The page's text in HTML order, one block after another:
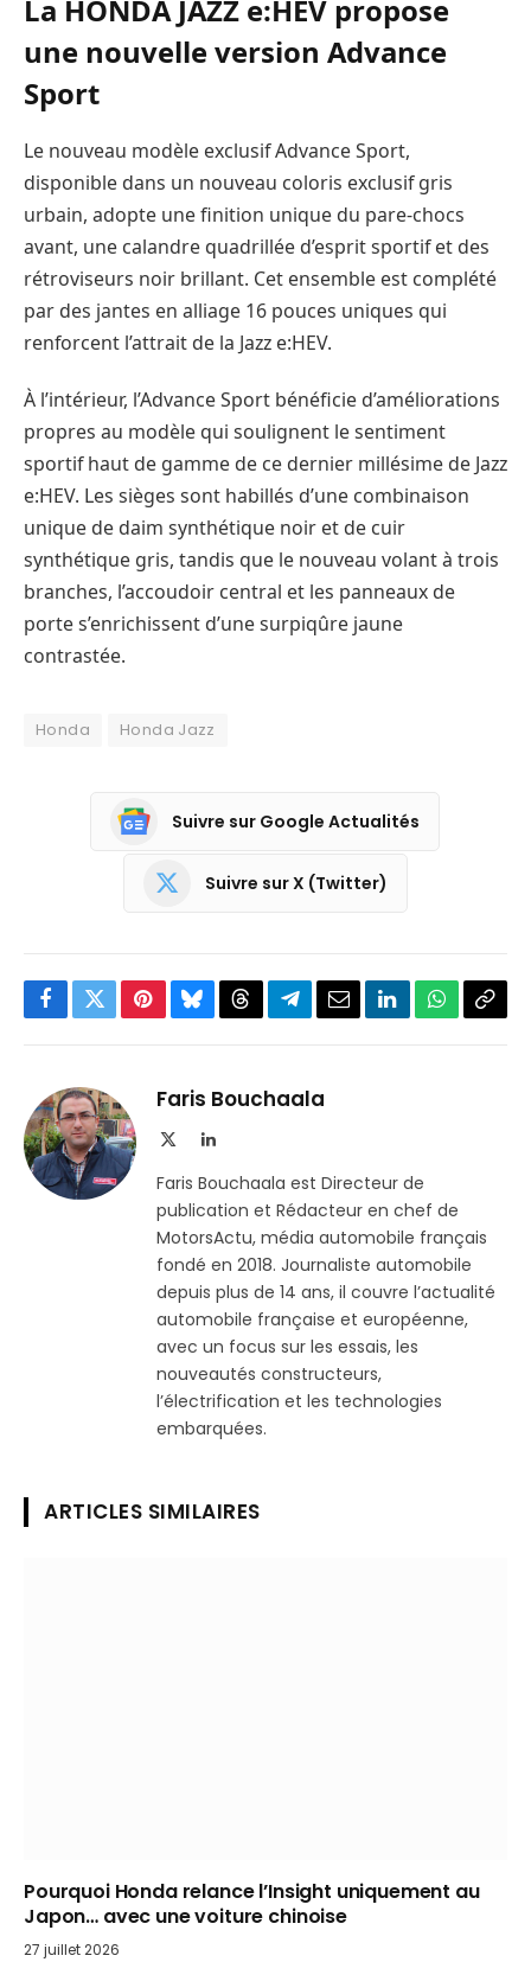
La HONDA JAZZ e:HEV propose
une nouvelle version Advance
Sport
Le nouveau modèle exclusif Advance Sport,
disponible dans un nouveau coloris exclusif gris
urbain, adopte une finition unique du pare-chocs
avant, une calandre quadrillée d’esprit sportif et des
rétroviseurs noir brillant. Cet ensemble est complété
par des jantes en alliage 16 pouces uniques qui
renforcent l’attrait de la Jazz e:HEV.
À l’intérieur, l’Advance Sport bénéficie d’améliorations
propres au modèle qui soulignent le sentiment
sportif haut de gamme de ce dernier millésime de Jazz
e:HEV. Les sièges sont habillés d’une combinaison
unique de daim synthétique noir et de cuir
synthétique gris, tandis que le nouveau volant à trois
branches, l’accoudoir central et les panneaux de
porte s’enrichissent d’une surpiqûre jaune
contrastée.
Honda Honda Jazz
Suivre sur Google Actualités
Suivre sur X (Twitter)
Facebook
TwitterPinterestBlueskyThreadsPartager
Telegram
EmailLinkedInWhatsApp
Faris Bouchaala
LinkedIn
Faris Bouchaala est Directeur de
publication et Rédacteur en chef de
MotorsActu, média automobile français
fondé en 2018. Journaliste automobile
depuis plus de 14 ans, il couvre l’actualité
automobile française et européenne,
avec un focus sur les essais, les
nouveautés constructeurs,
l’électrification et les technologies
embarquées.
ARTICLES SIMILAIRES
Pourquoi Honda relance l’Insight uniquement au
Japon… avec une voiture chinoise
27 juillet 2026